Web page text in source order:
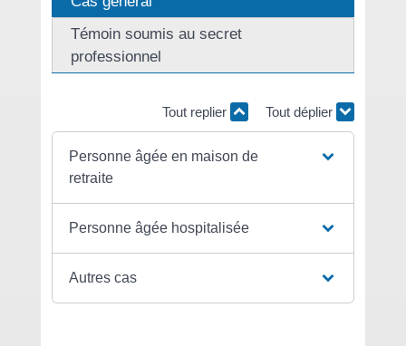
Témoin soumis au secret
professionnel
Tout replier Tout déplier
Personne âgée en maison de
retraite
Personne âgée hospitalisée
Autres cas